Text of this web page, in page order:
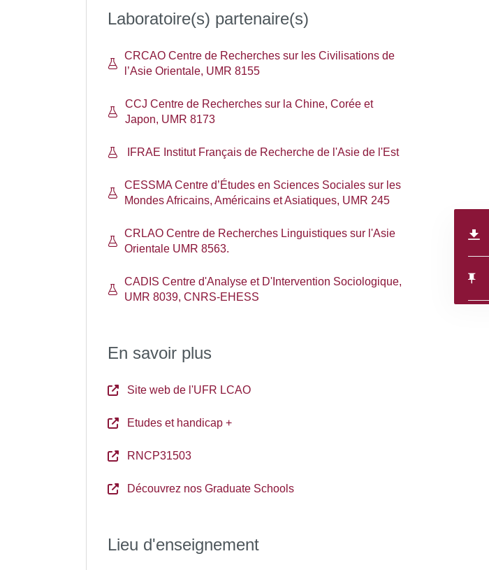
Laboratoire(s) partenaire(s)
CRCAO Centre de Recherches sur les Civilisations de
l’Asie Orientale, UMR 8155
CCJ Centre de Recherches sur la Chine, Corée et
Japon, UMR 8173
IFRAE Institut Français de Recherche de l'Asie de l'Est
CESSMA Centre d’Études en Sciences Sociales sur les
Mondes Africains, Américains et Asiatiques, UMR 245
CRLAO Centre de Recherches Linguistiques sur l'Asie
Orientale UMR 8563.
CADIS Centre d'Analyse et D'Intervention Sociologique,
UMR 8039, CNRS-EHESS
En savoir plus
Site web de l'UFR LCAO
Etudes et handicap +
RNCP31503
Découvrez nos Graduate Schools
Lieu d'enseignement